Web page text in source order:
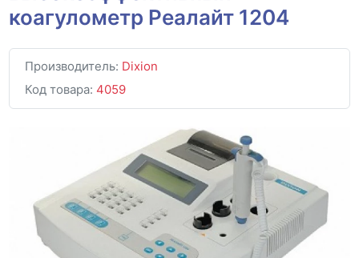
коагулометр Реалайт 1204
Производитель: Dixion
Код товара: 4059